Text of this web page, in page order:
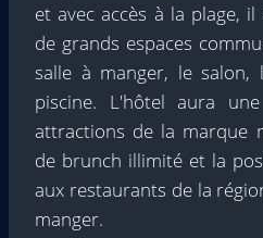
et avec accès à la plage,
de grands espaces
salle à manger, le
piscine. L'hôtel aura
attractions de la marque
de brunch illimité et la
aux restaurants de la
manger.